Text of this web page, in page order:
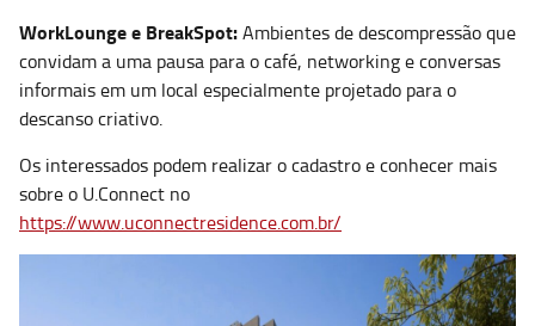
WorkLounge e BreakSpot:Ambientes de descompressão que
convidam a uma pausa para o café, networking e conversas
informais em um local especialmente projetado para o
descanso criativo.
Os interessados podem realizar o cadastro e conhecer mais
sobre o U.Connect no
https://www.uconnectresidence.com.br/